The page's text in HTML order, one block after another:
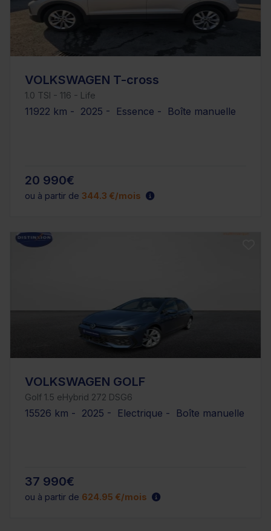
VOLKSWAGEN T-cross
1.0 TSI - 116 - Life
11922 km - 2025 - Essence - Boîte manuelle
20 990€
ou à partir de 344.3 €/mois
VOLKSWAGEN GOLF
Golf 1.5 eHybrid 272 DSG6
15526 km - 2025 - Electrique - Boîte manuelle
37 990€
ou à partir de 624.95 €/mois